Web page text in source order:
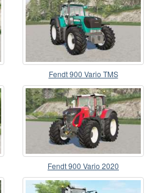
Fendt 900 Vario TMS
Fendt 900 Vario 2020